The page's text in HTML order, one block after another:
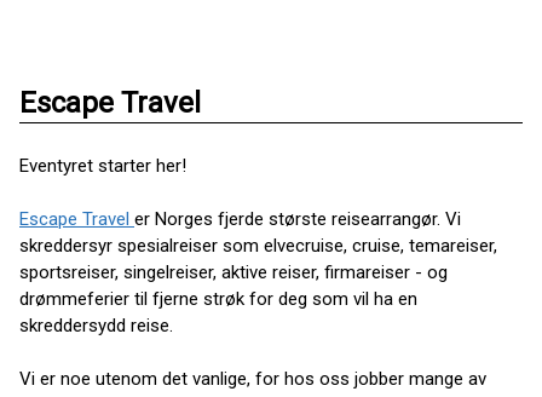
Escape Travel
Eventyret starter her!
Escape Travel er Norges fjerde største reisearrangør. Vi
skreddersyr spesialreiser som elvecruise, cruise, temareiser,
sportsreiser, singelreiser, aktive reiser, firmareiser - og
drømmeferier til fjerne strøk for deg som vil ha en
skreddersydd reise.
Vi er noe utenom det vanlige, for hos oss jobber mange av